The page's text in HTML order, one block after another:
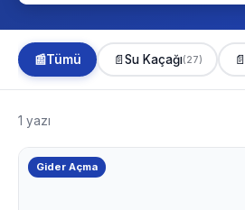
📰Tümü 📄Su Kaçağı(27) 📄
1 yazı
Gider Açma